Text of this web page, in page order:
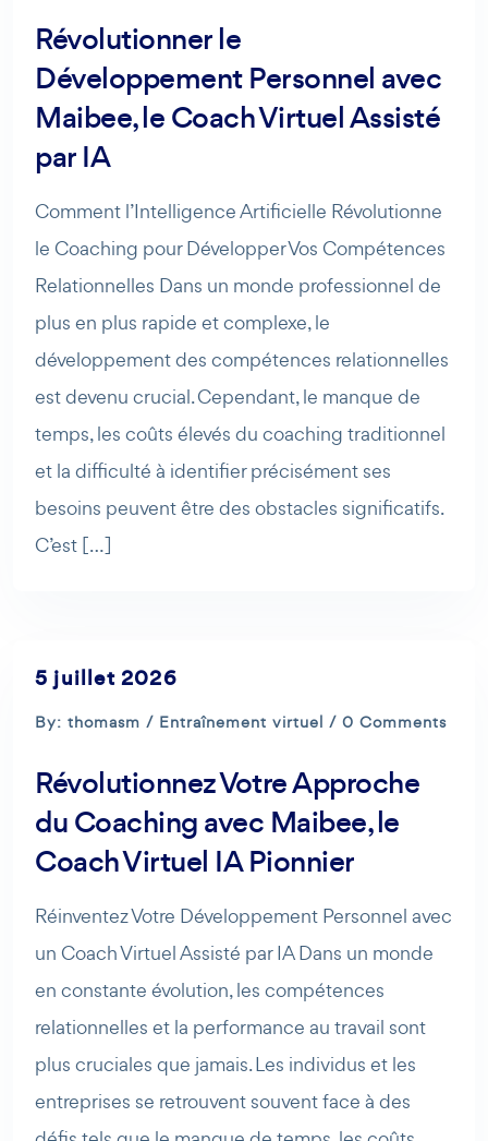
Révolutionner le
Développement Personnel avec
Maibee, le Coach Virtuel Assisté
par IA
Comment l’Intelligence Artificielle Révolutionne
le Coaching pour Développer Vos Compétences
Relationnelles Dans un monde professionnel de
plus en plus rapide et complexe, le
développement des compétences relationnelles
est devenu crucial. Cependant, le manque de
temps, les coûts élevés du coaching traditionnel
et la difficulté à identifier précisément ses
besoins peuvent être des obstacles significatifs.
C’est […]
5 juillet 2026
By: thomasm / Entraînement virtuel / 0 Comments
Révolutionnez Votre Approche
du Coaching avec Maibee, le
Coach Virtuel IA Pionnier
Réinventez Votre Développement Personnel avec
un Coach Virtuel Assisté par IA Dans un monde
en constante évolution, les compétences
relationnelles et la performance au travail sont
plus cruciales que jamais. Les individus et les
entreprises se retrouvent souvent face à des